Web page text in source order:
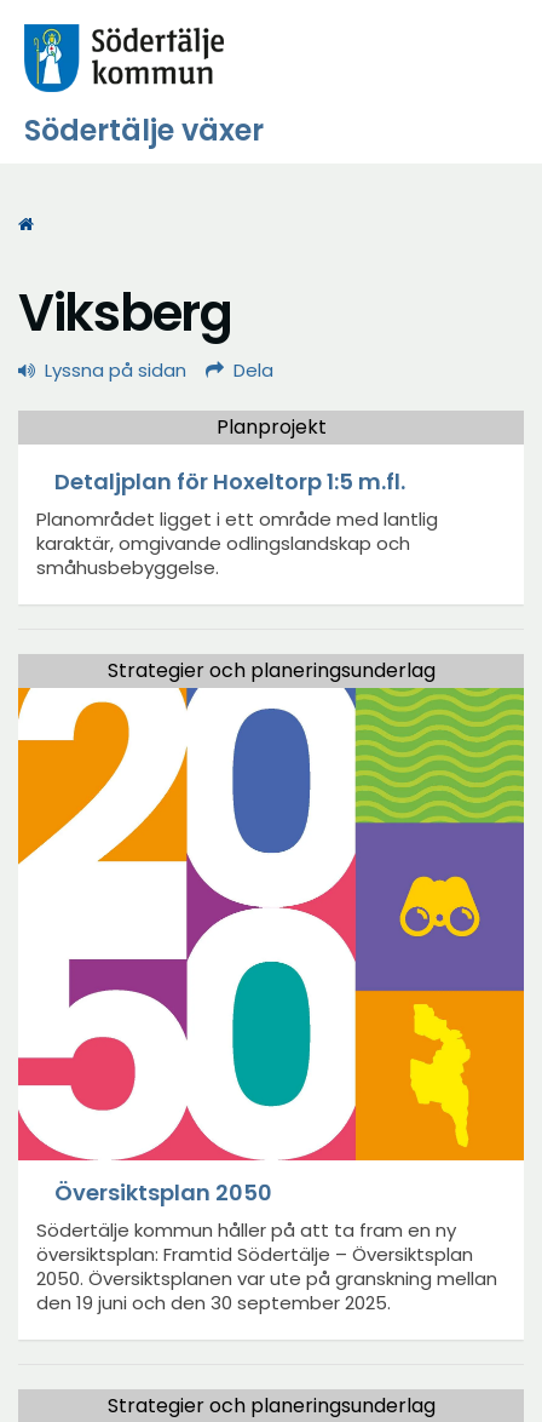
Södertälje växer
Start
Viksberg
Lyssna på sidan Dela
Planprojekt
Detaljplan för Hoxeltorp 1:5 m.fl.
Planområdet ligget i ett område med lantlig
karaktär, omgivande odlingslandskap och
småhusbebyggelse.
Strategier och planeringsunderlag
Översiktsplan 2050
Södertälje kommun håller på att ta fram en ny
översiktsplan: Framtid Södertälje – Översiktsplan
2050. Översiktsplanen var ute på granskning mellan
den 19 juni och den 30 september 2025.
Strategier och planeringsunderlag